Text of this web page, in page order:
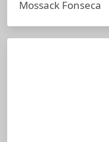
Mossack Fonseca